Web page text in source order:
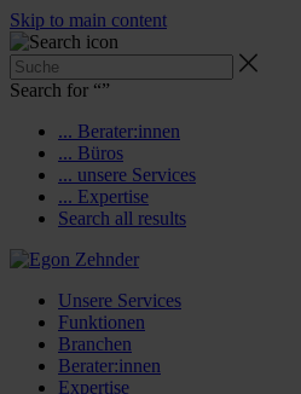
Skip to main content
Search for “”
... Berater:innen
... Büros
... unsere Services
... Expertise
Search all results
Unsere Services
Funktionen
Branchen
Berater:innen
Expertise